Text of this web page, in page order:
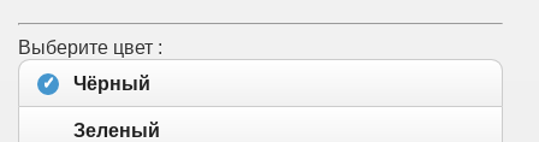
Выберите цвет :
Чёрный
Зеленый